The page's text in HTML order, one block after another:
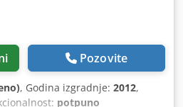
Pozovite
, Godina izgradnje: 2012,
potpuno